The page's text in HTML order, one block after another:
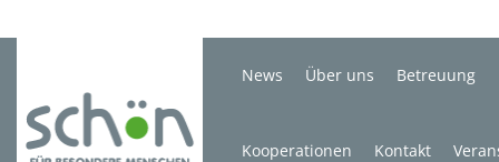
News Über uns Betreuung
Kooperationen Kontakt